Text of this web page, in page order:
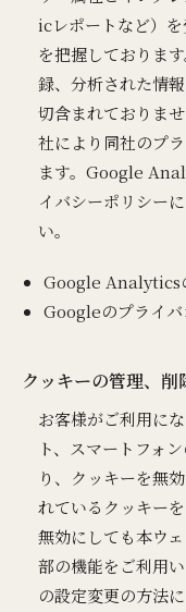
icレポートなど）
を把握しておりま
録、分析された情
切含まれておりま
社により同社のプ
ます。Google
イバシーポリシー
い。
Google Analytics
Googleのプライバ
クッキーの管理、削
お客様がご利用に
ト、スマートフォ
り、クッキーを無
れているクッキー
無効にしても本ウ
部の機能をご利用
の設定変更の方法